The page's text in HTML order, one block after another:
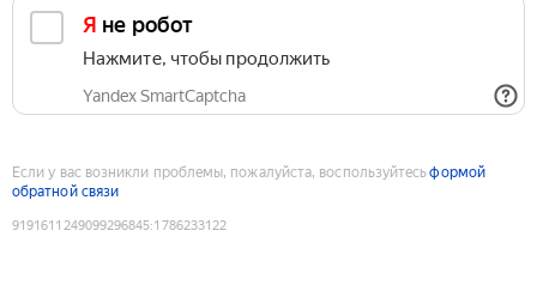
Я не робот
Нажмите, чтобы продолжить
Yandex SmartCaptcha
Если у вас возникли проблемы, пожалуйста, воспользуйтесьформой
обратной связи
9191611249099296845:1786233122